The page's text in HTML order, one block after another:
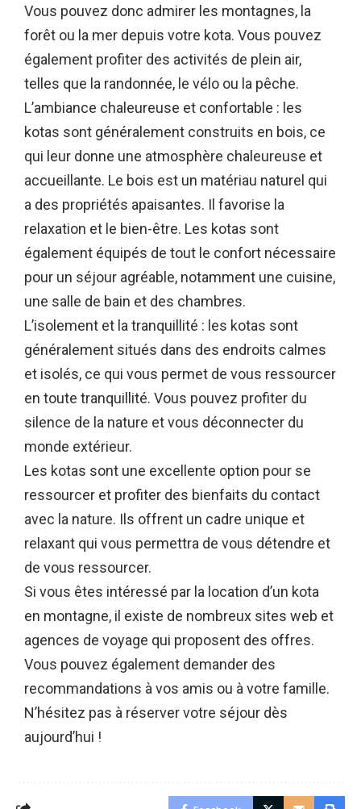
Vous pouvez donc admirer les montagnes, la
forêt ou la mer depuis votre kota. Vous pouvez
également profiter des activités de plein air,
telles que la randonnée, le vélo ou la pêche.
L’ambiance chaleureuse et confortable : les
kotas sont généralement construits en bois, ce
qui leur donne une atmosphère chaleureuse et
accueillante. Le bois est un matériau naturel qui
a des propriétés apaisantes. Il favorise la
relaxation et le bien-être. Les kotas sont
également équipés de tout le confort nécessaire
pour un séjour agréable, notamment une cuisine,
une salle de bain et des chambres.
L’isolement et la tranquillité : les kotas sont
généralement situés dans des endroits calmes
et isolés, ce qui vous permet de vous ressourcer
en toute tranquillité. Vous pouvez profiter du
silence de la nature et vous déconnecter du
monde extérieur.
Les kotas sont une excellente option pour se
ressourcer et profiter des bienfaits du contact
avec la nature. Ils offrent un cadre unique et
relaxant qui vous permettra de vous détendre et
de vous ressourcer.
Si vous êtes intéressé par la location d’un kota
en montagne, il existe de nombreux sites web et
agences de voyage qui proposent des offres.
Vous pouvez également demander des
recommandations à vos amis ou à votre famille.
N’hésitez pas à réserver votre séjour dès
aujourd’hui !